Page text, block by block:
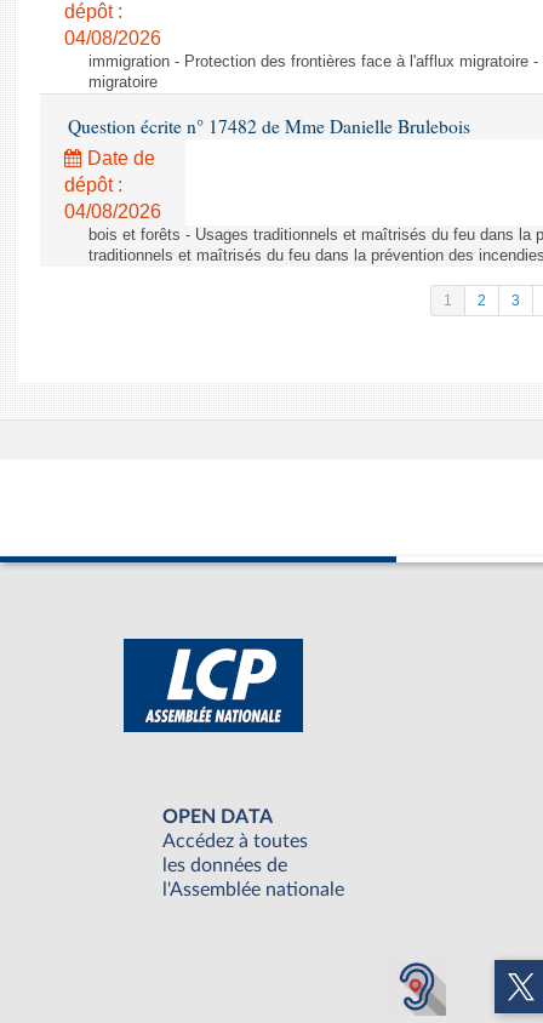
dépôt :
04/08/2026
immigration - Protection des frontières face à l'afflux migratoire
migratoire
Question écrite n° 17482 de Mme Danielle Brulebois
Date de
dépôt :
04/08/2026
bois et forêts - Usages traditionnels et maîtrisés du feu dans la
traditionnels et maîtrisés du feu dans la prévention des
1 2 3
OPEN DATA
Accédez à toutes
les données de
l'Assemblée nationale